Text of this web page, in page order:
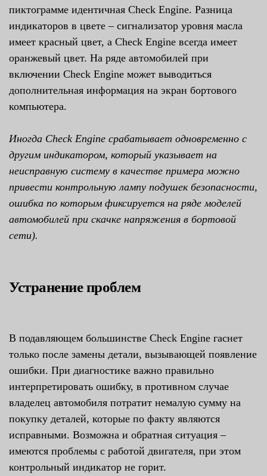
пиктограмме идентичная Check Engine. Разница
индикаторов в цвете – сигнализатор уровня масла
имеет красный цвет, а Check Engine всегда имеет
оранжевый цвет. На ряде автомобилей при
включении Check Engine может выводиться
дополнительная информация на экран бортового
компьютера.
Иногда Check Engine срабатывает одновременно с
другим индикатором, который указывает на
неисправную систему в качестве примера можно
привести контрольную лампу подушек безопасности,
ошибка по которым фиксируется на ряде моделей
автомобилей при скачке напряжения в бортовой
сети).
Устранение проблем
В подавляющем большинстве Check Engine гаснет
только после замены детали, вызывающей появление
ошибки. При диагностике важно правильно
интерпретировать ошибку, в противном случае
владелец автомобиля потратит немалую сумму на
покупку деталей, которые по факту являются
исправными. Возможна и обратная ситуация –
имеются проблемы с работой двигателя, при этом
контрольный индикатор не горит.